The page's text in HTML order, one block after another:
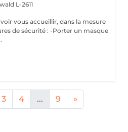
L-2611
vous accueillir, dans la mesure
de sécurité : -Porter un masque
3 4 ... 9 »